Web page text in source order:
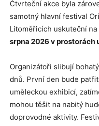
Čtvrteční akce byla
samotný hlavní festival
Litoměřicích uskuteční
srpna 2026 v prostorách
Organizátoři slibují
dnů. První den bude
uměleckou exhibicí,
mohou těšit na nabitý
doprovodné aktivity.